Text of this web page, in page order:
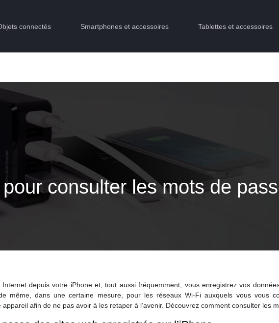
connectés Smartphones et accessoires Tablettes et accessoires
consulter les mots de
depuis votre iPhone et, tout aussi fréquemment, vous enregistrez vos
même, dans une certaine mesure, pour les réseaux Wi-Fi auxquels vous vous
afin de ne pas avoir à les retaper à l’avenir. Découvrez comment consulter les